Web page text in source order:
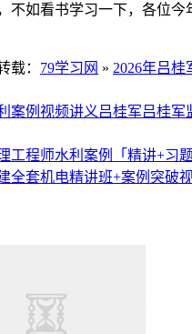
不如看书学习一下，各位今
载： 79学习网 » 2026年吕桂
案例视频讲义 吕桂军吕桂军
工程师水利案例「精讲+习
全套机电精讲班+案例突破